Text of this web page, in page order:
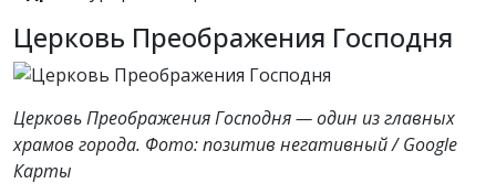
Церковь Преображения Господня
Церковь Преображения Господня — один из главных
храмов города. Фото: позитив негативный / Google
Карты